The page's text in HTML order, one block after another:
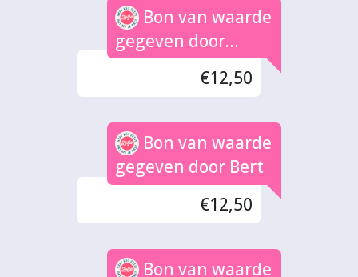
Bon van waarde
gegeven door
Jacqueline
€12,50
Bon van waarde
gegeven door Bert
€12,50
Bon van waarde